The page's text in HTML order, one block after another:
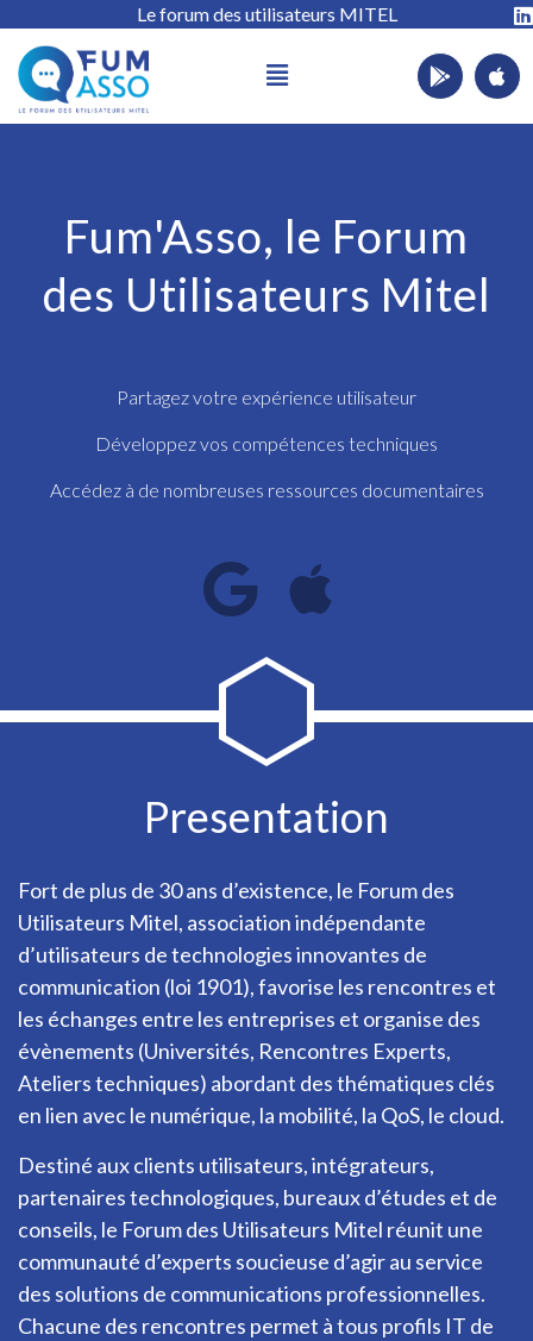
Le forum des utilisateurs MITEL
Fum'Asso, le Forum
des Utilisateurs Mitel
Partagez votre expérience utilisateur
Développez vos compétences techniques
Accédez à de nombreuses ressources documentaires
Presentation
Fort de plus de 30 ans d’existence, le Forum des
Utilisateurs Mitel, association indépendante
d’utilisateurs de technologies innovantes de
communication (loi 1901), favorise les rencontres et
les échanges entre les entreprises et organise des
évènements (Universités, Rencontres Experts,
Ateliers techniques) abordant des thématiques clés
en lien avec le numérique, la mobilité, la QoS, le cloud.
Destiné aux clients utilisateurs, intégrateurs,
partenaires technologiques, bureaux d’études et de
conseils, le Forum des Utilisateurs Mitel réunit une
communauté d’experts soucieuse d’agir au service
des solutions de communications professionnelles.
Chacune des rencontres permet à tous profils IT de